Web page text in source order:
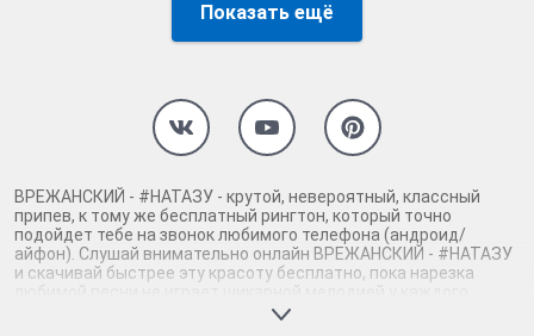
Показать ещё
ВРЕЖАНСКИЙ - #НАТАЗУ - крутой, невероятный, классный
припев, к тому же бесплатный рингтон, который точно
подойдет тебе на звонок любимого телефона (андроид/
айфон). Слушай внимательно онлайн ВРЕЖАНСКИЙ - #НАТАЗУ
и скачивай быстрее эту красоту бесплатно, пока нарезка
любимой песни не играет шикарной мелодией у каждого
второго на звонке. Будь первым, кто скачает бесплатно сей